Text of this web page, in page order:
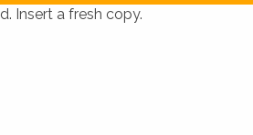
Insert a fresh copy.